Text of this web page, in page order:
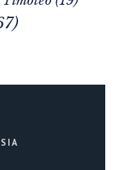
Timoteo